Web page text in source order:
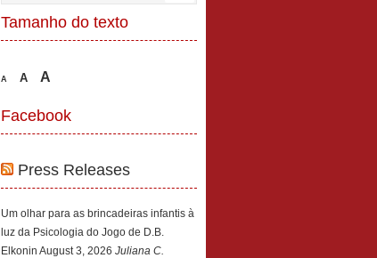
Tamanho do texto
A A A
Facebook
Press Releases
Um olhar para as brincadeiras infantis à
luz da Psicologia do Jogo de D.B.
Elkonin August 3, 2026 Juliana C.